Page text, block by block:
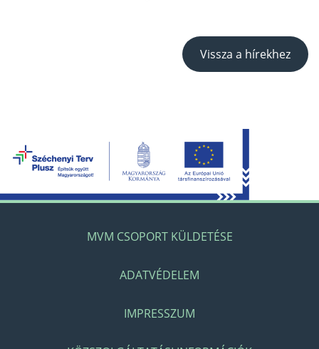
Vissza a hírekhez
MVM CSOPORT KÜLDETÉSE
ADATVÉDELEM
IMPRESSZUM